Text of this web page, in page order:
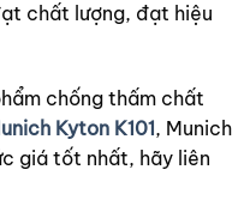
chất lượng, đạt hiệu
chống thấm chất
Kyton K101, Munich
giá tốt nhất, hãy liên